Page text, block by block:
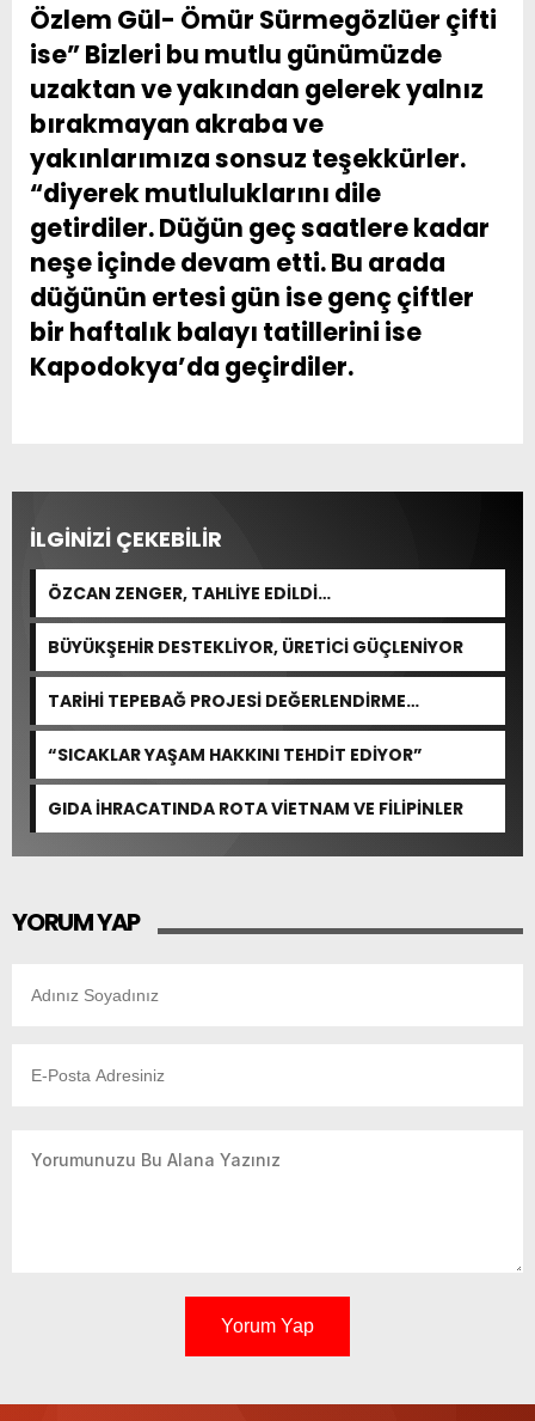
Özlem Gül- Ömür Sürmegözlüer çifti
ise” Bizleri bu mutlu günümüzde
uzaktan ve yakından gelerek yalnız
bırakmayan akraba ve
yakınlarımıza sonsuz teşekkürler.
“diyerek mutluluklarını dile
getirdiler. Düğün geç saatlere kadar
neşe içinde devam etti. Bu arada
düğünün ertesi gün ise genç çiftler
bir haftalık balayı tatillerini ise
Kapodokya’da geçirdiler.
İLGİNİZİ ÇEKEBİLİR
ÖZCAN ZENGER, TAHLİYE EDİLDİ…
BÜYÜKŞEHİR DESTEKLİYOR, ÜRETİCİ GÜÇLENİYOR
TARİHİ TEPEBAĞ PROJESİ DEĞERLENDİRME
TOPLANTISI GERÇEKLEŞTİRİLDİ
“SICAKLAR YAŞAM HAKKINI TEHDİT EDİYOR”
GIDA İHRACATINDA ROTA VİETNAM VE FİLİPİNLER
YORUM YAP
Yorum Yap